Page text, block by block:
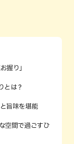
握り」
とは？
旨味を堪能
空間で過ごすひ